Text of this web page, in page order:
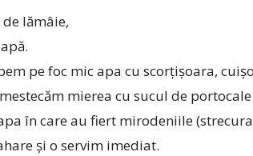
lămâie,
pe foc mic apa cu scorțișoara,
mierea cu sucul de
în care au fiert mirodeniile
și o servim imediat.